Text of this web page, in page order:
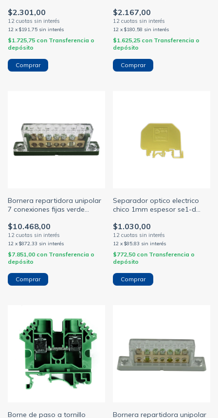
$2.301,00
12 x $191,75 sin interés
$1.725,75 con Transferencia o
depósito
$2.167,00
12 x $180,58 sin interés
$1.625,25 con Transferencia o
depósito
Bornera repartidora unipolar
7 conexiones fijas verde
$10.468,00
12 x $872,33 sin interés
$7.851,00 con Transferencia o
depósito
Separador optico electrico
chico 1mm espesor se1-d
$1.030,00
12 x $85,83 sin interés
$772,50 con Transferencia o
depósito
Borne de paso a tornillo
Bornera repartidora unipolar